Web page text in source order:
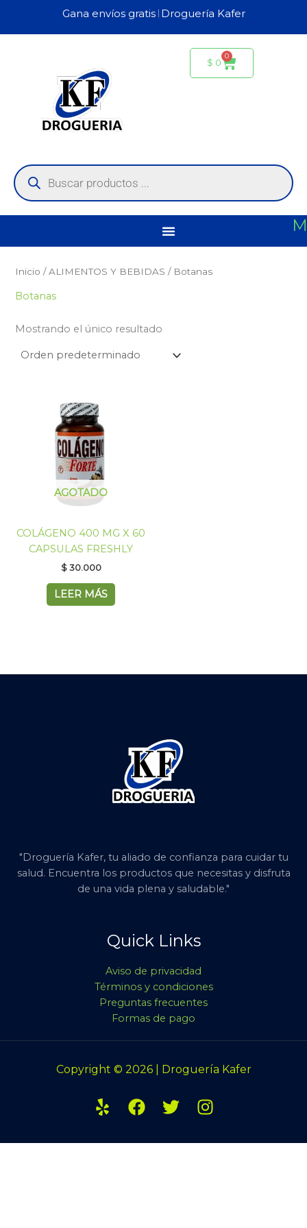
contenido
Gana envíos gratis 𝄀 Droguería Kafer
$ 0
0
Carrito
de
productos
Inicio /ALIMENTOS Y BEBIDAS / Botanas
Botanas
Mostrando el único resultado
AGOTADO
COLÁGENO 400 MG X 60
CAPSULAS FRESHLY
$30.000
LEER MÁS
"Droguería Kafer, tu aliado de confianza para cuidar tu
salud. Encuentra los productos que necesitas y disfruta
de una vida plena y saludable."
Quick Links
Aviso de privacidad
Términos y condiciones
Preguntas frecuentes
Formas de pago
Copyright © 2026 | Droguería Kafer